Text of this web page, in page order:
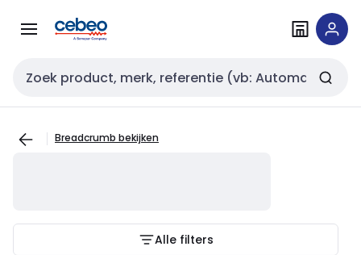
naar
naar
Zoekveld invoer
Breadcrumb bekijken
Alle filters